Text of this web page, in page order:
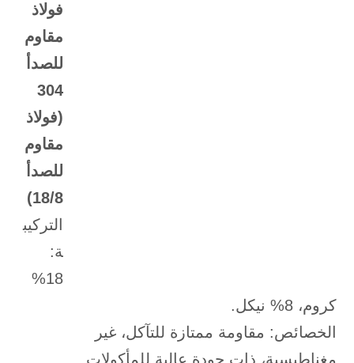
فولاذ
مقاوم
للصدأ
304
(فولاذ
مقاوم
للصدأ
18/8)
التركيب
ة:
18%
كروم، 8% نيكل.
الخصائص: مقاومة ممتازة للتآكل، غير
مغناطيسية، ذات جودة عالية للمأكولات.